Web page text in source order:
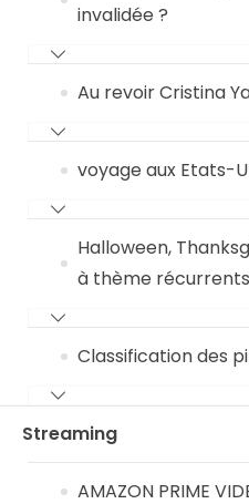
invalidée ?
Au revoir Cristina
voyage aux Etats-
Halloween,
à thème
Classification des
Streaming
AMAZON PRIME